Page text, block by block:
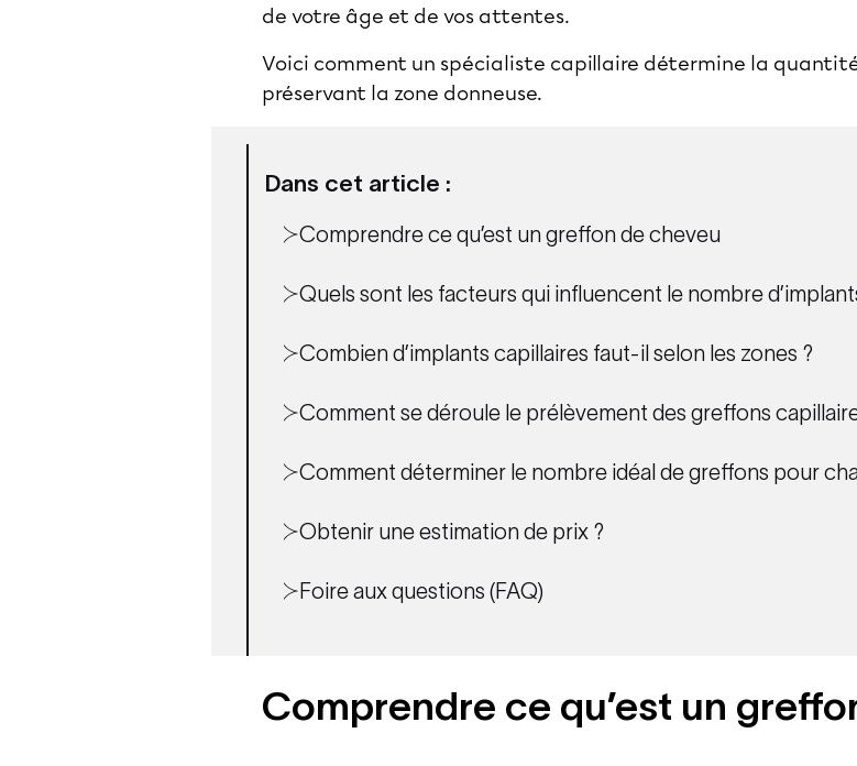
Dans cet article :
Comprendre ce qu’est un greffon de cheveu
Quels sont les facteurs qui influencent le nombre
Combien d’implants capillaires faut-il selon les zones ?
Comment se déroule le prélèvement des greffons
Comment déterminer le nombre idéal de greffons pour
Obtenir une estimation de prix ?
Foire aux questions (FAQ)
de votre âge et de vos attentes.
Voici comment un spécialiste capillaire détermine la
préservant la zone donneuse.
Comprendre ce qu’est un